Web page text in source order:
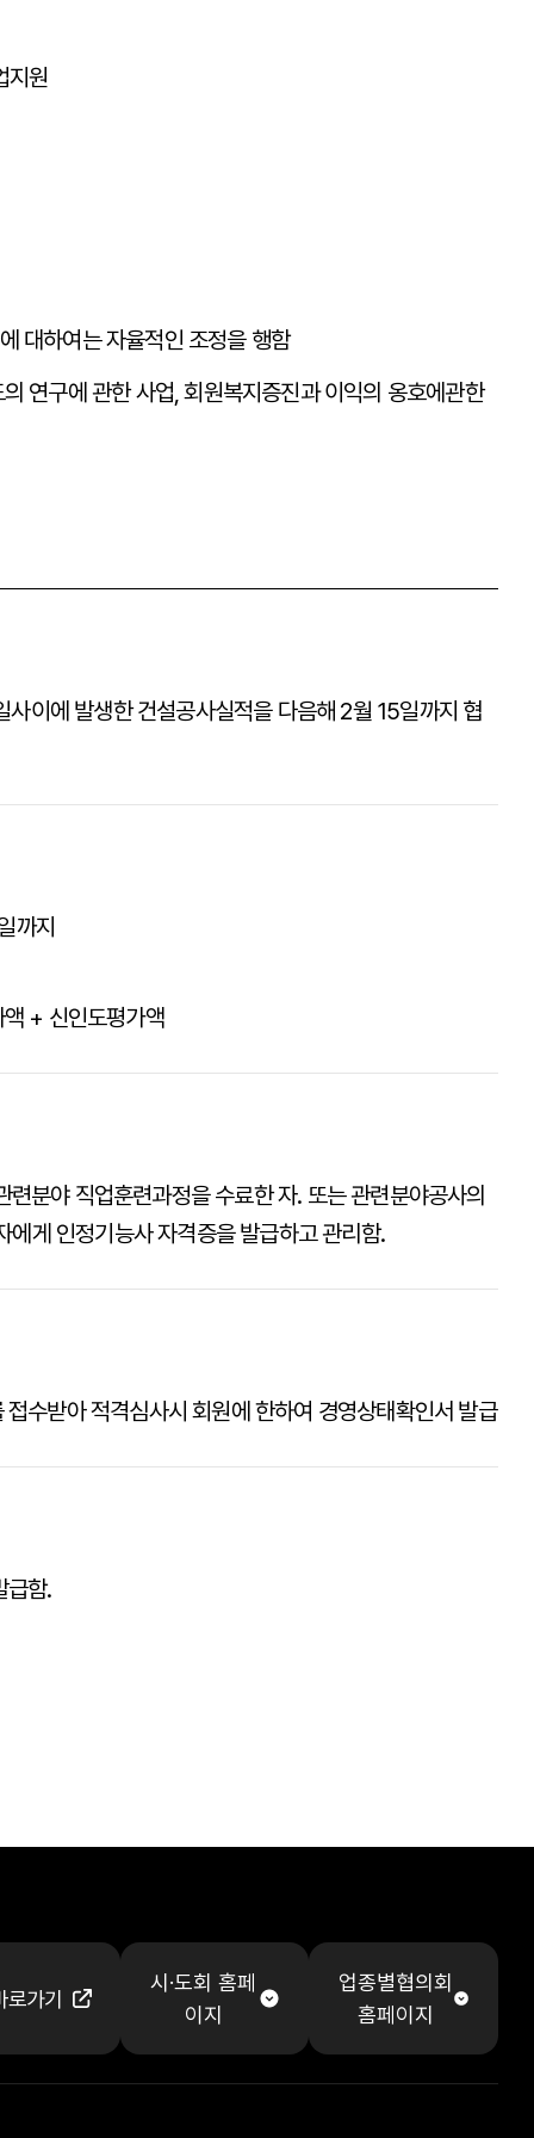
지원
대하여는 자율적인 조정을 행함
연구에 관한 사업, 회원복지증진과 이익의 옹호에관한
이에 발생한 건설공사실적을 다음해 2월 15일까지 협
까지
+ 신인도평가액
분야 직업훈련과정을 수료한 자. 또는 관련분야공사의
게 인정기능사 자격증을 발급하고 관리함.
수받아 적격심사시 회원에 한하여 경영상태확인서 발급
급함.
로가기
시·도회 홈페
이지
업종별협의회
홈페이지